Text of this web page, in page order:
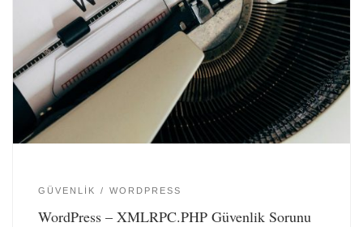
GÜVENLIK WORDPRESS
WordPress – XMLRPC.PHP Güvenlik Sorunu